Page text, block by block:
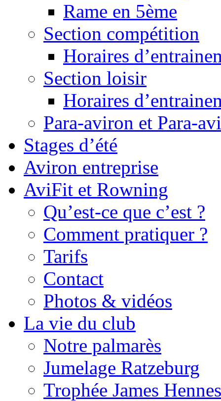
Rame en 5ème
Section compétition
Horaires
Section loisir
Horaires
Para-aviron et Para-
Stages d’été
Aviron entreprise
AviFit et Rowning
Qu’est-ce que c’est ?
Comment pratiquer ?
Tarifs
Contact
Photos & vidéos
La vie du club
Notre palmarès
Jumelage Ratzeburg
Trophée James